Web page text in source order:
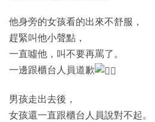
他身旁的女孩看的出來不舒服，
趕緊叫他小聲點，
一直噓他，叫不要再罵了。
一邊跟櫃台人員道歉
男孩走出去後，
女孩還一直跟櫃台人員說對不起。